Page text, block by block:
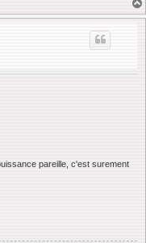
pareille, c'est surement